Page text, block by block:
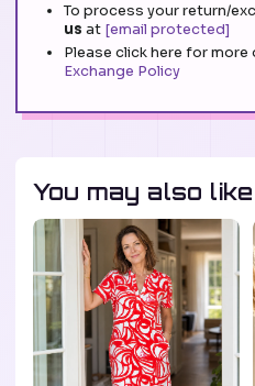
To process your return/
us at [email protected]
Please click here for
Exchange Policy
You may also like